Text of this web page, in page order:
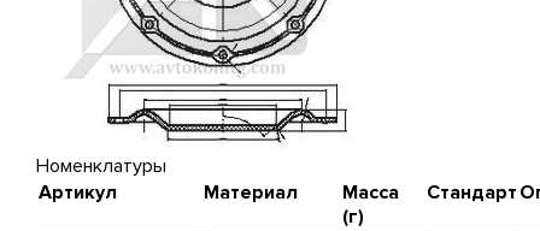
Номенклатуры
Артикул
Материал
Масса
(г)
Стандарт